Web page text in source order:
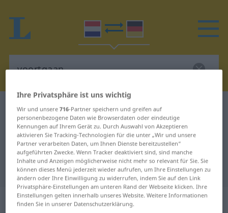
Niederländisch-Deutsch Wörterbuch
Niederländisch-Deutsch
Übersetzung für "voortgaan"
"voortgaan" Deutsch Übersetzung
„voortgaan“: werkwoord
Ihre Privatsphäre ist uns wichtig
Wir und unsere716-Partner speichern und greifen auf
personenbezogene Daten wie Browserdaten oder eindeutige
Kennungen auf Ihrem Gerät zu. Durch Auswahl von Akzeptieren
aktivieren Sie Tracking-Technologien für die unter „Wir und unsere
Partner verarbeiten Daten, um Ihnen Dienste bereitzustellen“
aufgeführten Zwecke. Wenn Tracker deaktiviert sind, sind manche
Inhalte und Anzeigen möglicherweise nicht mehr so relevant für Sie. Sie
können dieses Menü jederzeit wieder aufrufen, um Ihre Einstellungen zu
ändern oder Ihre Einwilligung zu widerrufen, indem Sie auf den Link
Privatsphäre-Einstellungen am unteren Rand der Webseite klicken. Ihre
Einstellungen gelten innerhalb unseres Website. Weitere Informationen
finden Sie in unserer Datenschutzerklärung.